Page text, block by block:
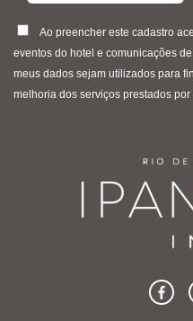
Ao preencher este cadastro
eventos do hotel e comunicações
meus dados sejam utilizados para
melhoria dos serviços prestados